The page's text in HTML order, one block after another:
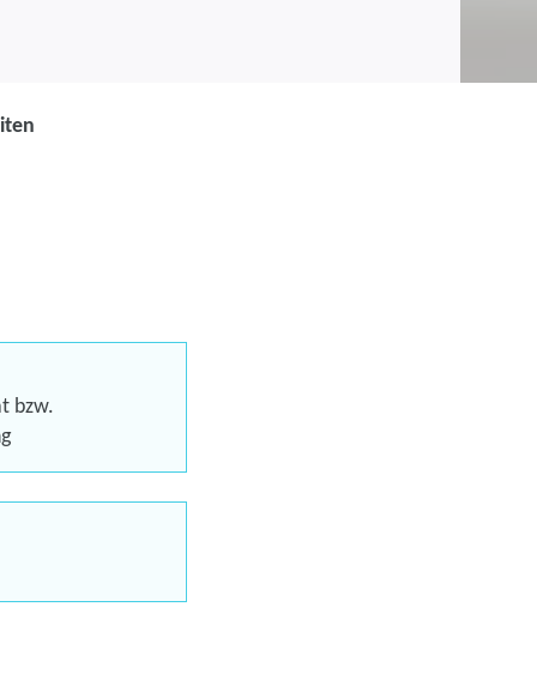
Coachingeinheiten
(AVGS)
jetzt
bzw.